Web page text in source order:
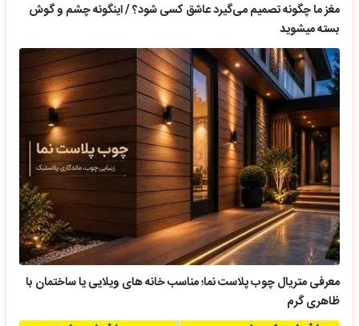
مغز ما چگونه تصمیم می‌گیرد عاشق کسی شود؟ / اینگونه چشم و گوش
بسته میشوید
معرفی متریال چوب پلاست نما؛ مناسب خانه های ویلایی یا ساختمان با
ظاهری گرم